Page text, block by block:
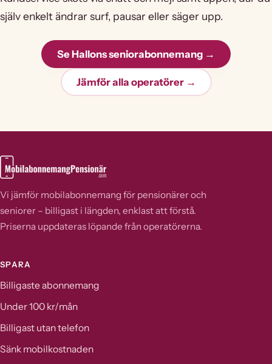
själv enkelt ändrar surf, pausar eller säger upp.
Se Hallons seniorabonnemang →
Jämför alla operatörer →
Vi jämför mobilabonnemang för pensionärer och
seniorer – billigast i längden, enklast att förstå.
Priserna uppdateras löpande från operatörerna.
SPARA
Billigaste abonnemang
Under 100 kr/mån
Billigast utan telefon
Sänk mobilkostnaden